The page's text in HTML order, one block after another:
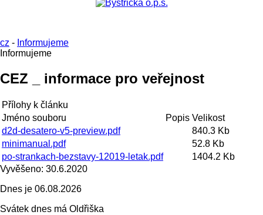
cz - Informujeme
Informujeme
CEZ _ informace pro veřejnost
Přílohy k článku
Jméno souboru
Popis Velikost
d2d-desatero-v5-preview.pdf
840.3 Kb
minimanual.pdf
52.8 Kb
po-strankach-bezstavy-12019-letak.pdf
1404.2 Kb
Vyvěšeno: 30.6.2020
Dnes je 06.08.2026
Svátek dnes má Oldřiška